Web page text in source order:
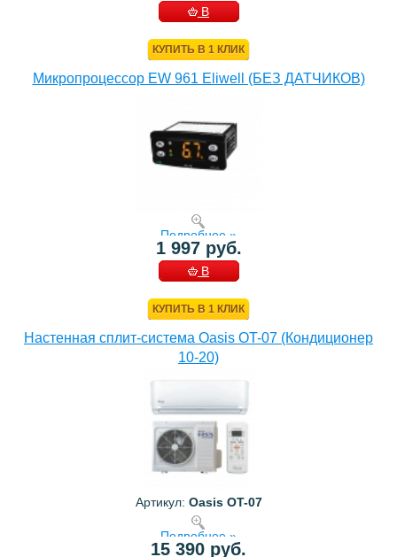
В
КУПИТЬ В 1 КЛИК
Микропроцессор EW 961 Eliwell (БЕЗ ДАТЧИКОВ)
Подробнее »
1 997 руб.
В
КУПИТЬ В 1 КЛИК
Настенная сплит-система Oasis OT-07 (Кондиционер
10-20)
Артикул: Oasis OT-07
Подробнее »
15 390 руб.